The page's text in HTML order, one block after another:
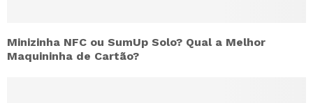
Minizinha NFC ou SumUp Solo? Qual a Melhor
Maquininha de Cartão?